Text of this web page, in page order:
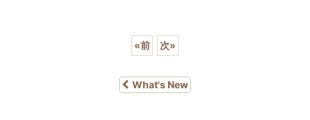
«前 次»
What's New